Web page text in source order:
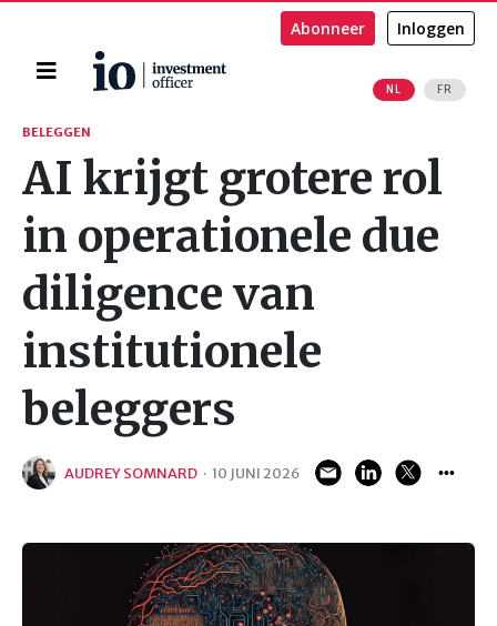
Home
NL FR
Abonneer Inloggen
Zoeken
BELEGGEN
AI krijgt grotere rol
in operationele due
diligence van
institutionele
beleggers
AUDREY SOMNARD · 10 JUNI 2026